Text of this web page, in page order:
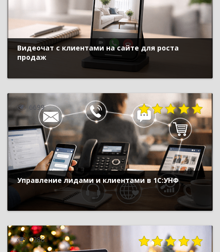
Видеочат с клиентами на сайте для роста
продаж
6699
Управление лидами и клиентами в 1С:УНФ
1286